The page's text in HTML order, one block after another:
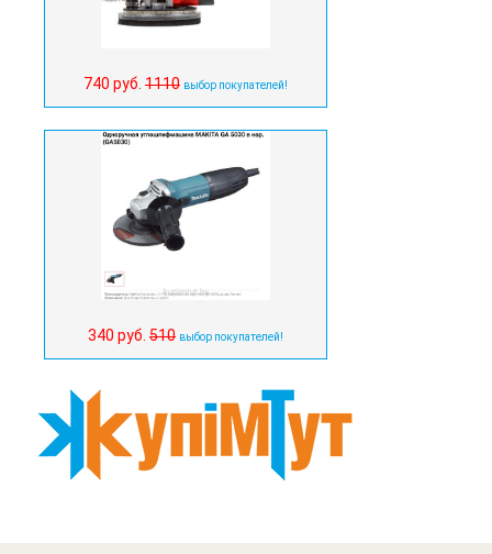
740 руб. 1110 выбор покупателей!
340 руб. 510 выбор покупателей!